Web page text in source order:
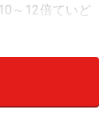
～12倍ていど
うデジタルカ